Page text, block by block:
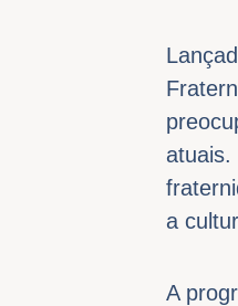
atuais.
a
A